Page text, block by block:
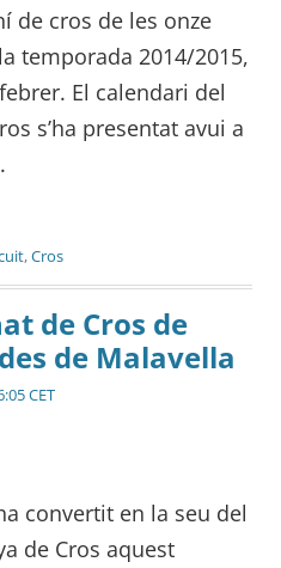
de cros de les onze
temporada 2014/2015,
El calendari del
s’ha presentat avui a
,Cros
de Cros de
de Malavella
CET
convertit en la seu del
de Cros aquest